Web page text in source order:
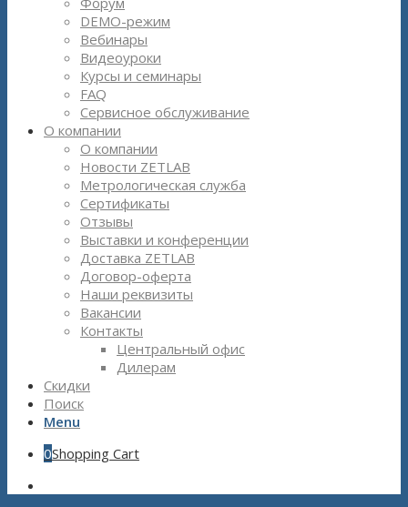
DEMO-режим
Вебинары
Видеоуроки
Курсы и семинары
FAQ
Сервисное обслуживание
О компании
О компании
Новости ZETLAB
Метрологическая служба
Сертификаты
Отзывы
Выставки и конференции
Доставка ZETLAB
Договор-оферта
Наши реквизиты
Вакансии
Контакты
Центральный офис
Дилерам
Скидки
Поиск
Menu
0Shopping Cart